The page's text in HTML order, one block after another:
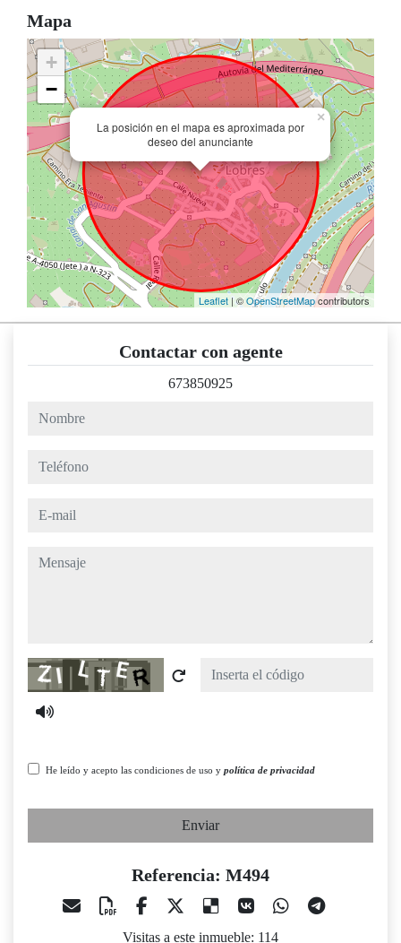
Mapa
La posición en el mapa es aproximada por
deseo del anunciante
×
+
−
Leaflet | ©OpenStreetMapcontributors
Contactar con agente
673850925
nombre
teléfono
e-mail
mensaje
Captcha
He leído y acepto las condiciones de uso y política de privacidad
Enviar
Referencia: M494
Visitas a este inmueble: 114